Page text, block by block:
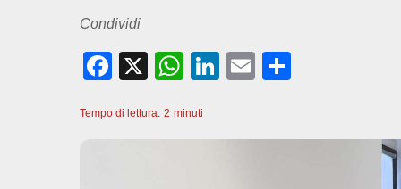
Condividi
F
c
X
W
at
Li
E
Tempo di lettura: 2 minuti